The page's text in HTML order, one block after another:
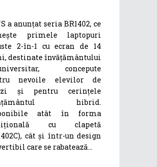
a anunțat seria BR1402, ce
primele laptopuri
2-în-1 cu ecran de 14
destinate învățământului
concepute
nevoile elevilor de
și pentru cerințele
hibrid.
atât în forma
cu clapetă
cât și într-un design
care se rabatează